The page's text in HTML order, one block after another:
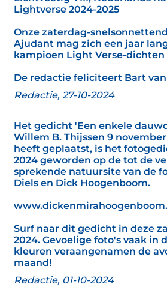
Lightverse 2024-2025
Onze zaterdag-
Ajudant mag zich een jaar
kampioen Light Verse-dichten
De redactie feliciteert Bart
Redactie, 27-10-2024
Het gedicht 'Een enkele
Willem B. Thijssen 9 november
heeft geplaatst, is het
2024 geworden op de tot de
sprekende natuursite van de
Diels en Dick Hoogenboom.
Surf naar dit gedicht in deze
2024. Gevoelige foto's vaak in
kleuren veraangenamen de
maand!
Redactie, 01-10-2024